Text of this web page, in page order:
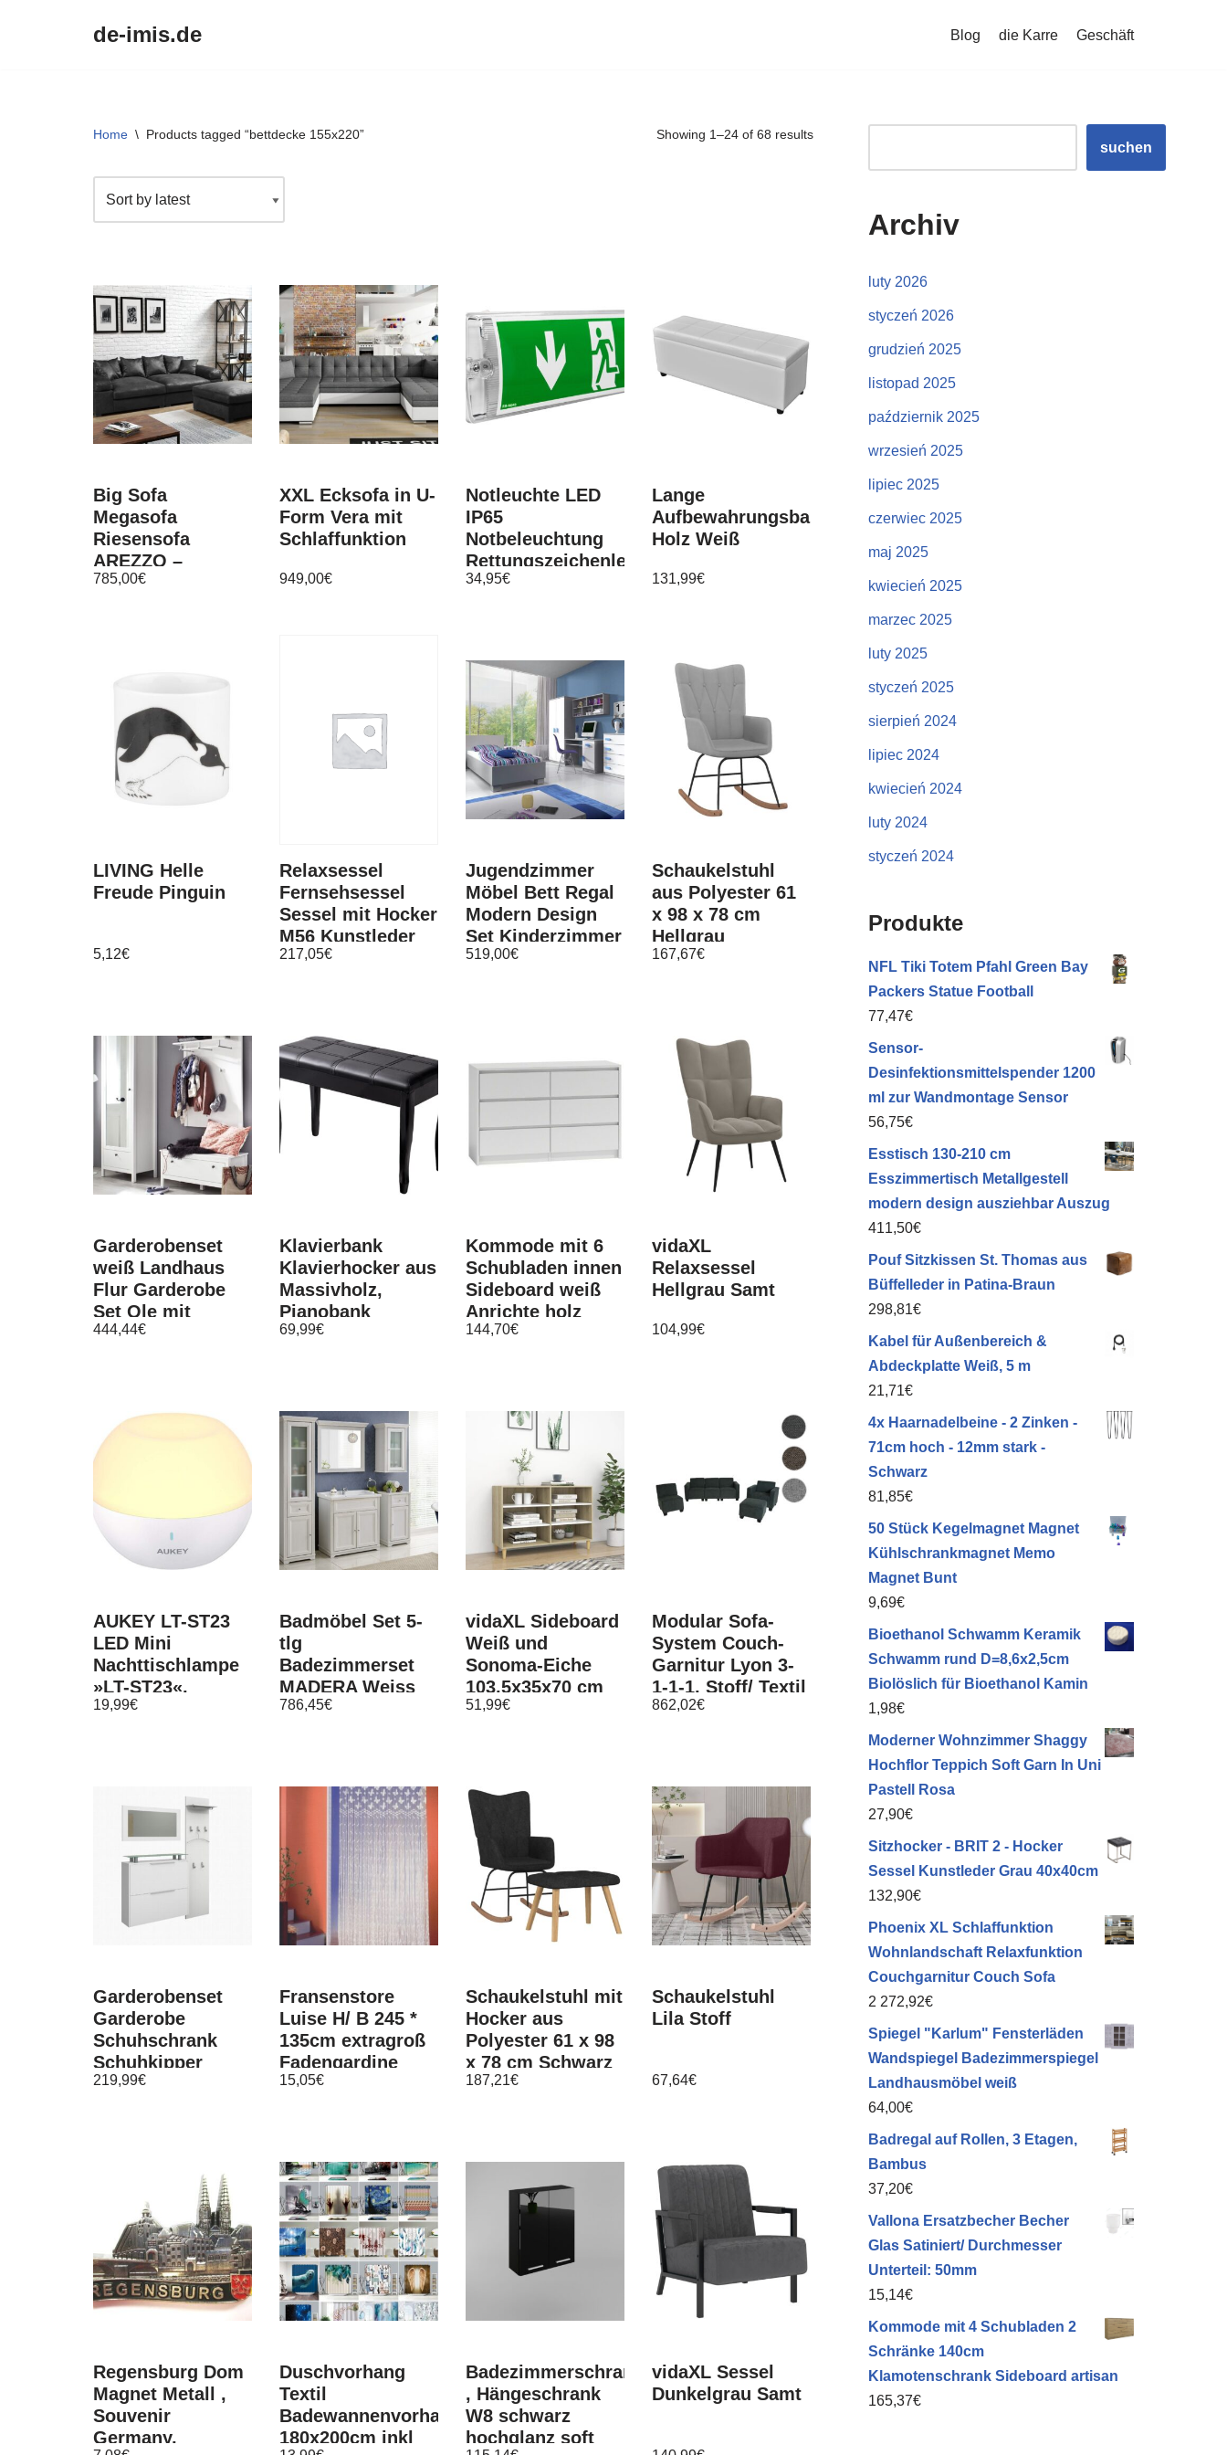
de-imis.de Blog die Karre Geschäft
Home \ Products tagged “bettdecke 155x220” Showing 1–24 of 68 results
Big Sofa
Megasofa
Riesensofa
AREZZO –
Vintage Schwarz
785,00€
XXL Ecksofa in U-
Form Vera mit
Schlaffunktion
949,00€
Notleuchte LED
IP65
Notbeleuchtung
Rettungszeichenleuchte
Fluchtwegleuchte
34,95€
Lange
Aufbewahrungsbank
Holz Weiß
131,99€
LIVING Helle
Freude Pinguin
5,12€
Relaxsessel
Fernsehsessel
Sessel mit Hocker
M56 Kunstleder
217,05€
Jugendzimmer
Möbel Bett Regal
Modern Design
Set Kinderzimmer
Komplett Calbe II
519,00€
Schaukelstuhl
aus Polyester 61
x 98 x 78 cm
Hellgrau
167,67€
Garderobenset
weiß Landhaus
Flur Garderobe
Set Ole mit
Schuhbank und
444,44€
Klavierbank
Klavierhocker aus
Massivholz,
Pianobank
gepolstert,
69,99€
Kommode mit 6
Schubladen innen
Sideboard weiß
Anrichte holz
144,70€
vidaXL
Relaxsessel
Hellgrau Samt
104,99€
AUKEY LT-ST23
LED Mini
Nachttischlampe
»LT-ST23«,
19,99€
Badmöbel Set 5-
tlg
Badezimmerset
MADERA Weiss
inkl. Waschtisch
786,45€
vidaXL Sideboard
Weiß und
Sonoma-Eiche
103,5x35x70 cm
Holzwerkstoff
51,99€
Modular Sofa-
System Couch-
Garnitur Lyon 3-
1-1-1, Stoff/ Textil
862,02€
Garderobenset
Garderobe
Schuhschrank
Schuhkipper
Spiegel
219,99€
Fransenstore
Luise H/ B 245 *
135cm extragroß
Fadengardine
Insektenschutz
15,05€
Schaukelstuhl mit
Hocker aus
Polyester 61 x 98
x 78 cm Schwarz
187,21€
Schaukelstuhl
Lila Stoff
67,64€
Regensburg Dom
Magnet Metall ,
Souvenir
Germany,
Duschvorhang
Textil
Badewannenvorhang
180x200cm inkl
Badezimmerschrank
, Hängeschrank
W8 schwarz
hochglanz soft
vidaXL Sessel
Dunkelgrau Samt
suchen
Archiv
luty 2026
styczeń 2026
grudzień 2025
listopad 2025
październik 2025
wrzesień 2025
lipiec 2025
czerwiec 2025
maj 2025
kwiecień 2025
marzec 2025
luty 2025
styczeń 2025
sierpień 2024
lipiec 2024
kwiecień 2024
luty 2024
styczeń 2024
Produkte
NFL Tiki Totem Pfahl Green Bay
Packers Statue Football
77,47€
Sensor-
Desinfektionsmittelspender 1200
ml zur Wandmontage Sensor
56,75€
Esstisch 130-210 cm
Esszimmertisch Metallgestell
modern design ausziehbar Auszug
411,50€
Pouf Sitzkissen St. Thomas aus
Büffelleder in Patina-Braun
298,81€
Kabel für Außenbereich &
Abdeckplatte Weiß, 5 m
21,71€
4x Haarnadelbeine - 2 Zinken -
71cm hoch - 12mm stark -
Schwarz
81,85€
50 Stück Kegelmagnet Magnet
Kühlschrankmagnet Memo
Magnet Bunt
9,69€
Bioethanol Schwamm Keramik
Schwamm rund D=8,6x2,5cm
Biolöslich für Bioethanol Kamin
1,98€
Moderner Wohnzimmer Shaggy
Hochflor Teppich Soft Garn In Uni
Pastell Rosa
27,90€
Sitzhocker - BRIT 2 - Hocker
Sessel Kunstleder Grau 40x40cm
132,90€
Phoenix XL Schlaffunktion
Wohnlandschaft Relaxfunktion
Couchgarnitur Couch Sofa
2 272,92€
Spiegel "Karlum" Fensterläden
Wandspiegel Badezimmerspiegel
Landhausmöbel weiß
64,00€
Badregal auf Rollen, 3 Etagen,
Bambus
37,20€
Vallona Ersatzbecher Becher
Glas Satiniert/ Durchmesser
Unterteil: 50mm
15,14€
Kommode mit 4 Schubladen 2
Schränke 140cm
Klamotenschrank Sideboard artisan
165,37€